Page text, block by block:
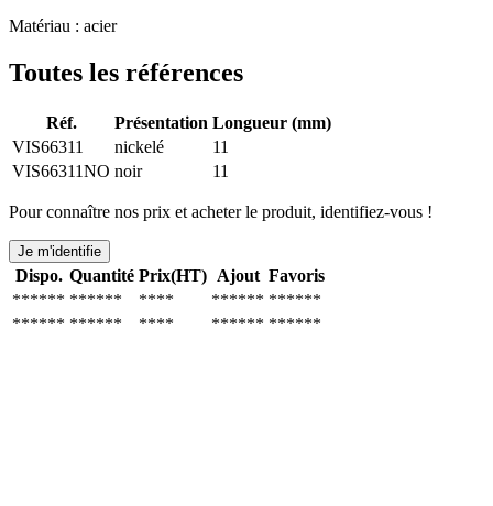
Matériau : acier
Toutes les références
Réf. Présentation Longueur (mm)
VIS66311
nickelé
11
VIS66311NO noir 11
Pour connaître nos prix et acheter le produit, identifiez-vous !
Je m'identifie
Dispo. Quantité Prix(HT) Ajout Favoris
****** ****** **** ****** ******
****** ****** **** ****** ******